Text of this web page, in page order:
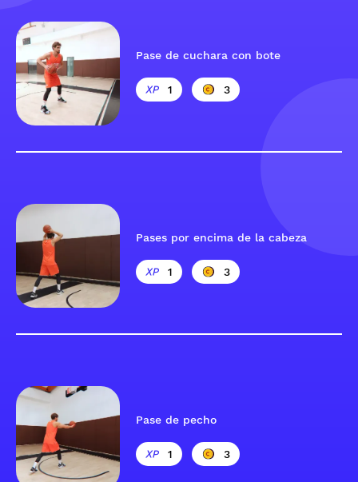
Pase de cuchara con bote
1 3
Pases por encima de la cabeza
1 3
Pase de pecho
1 3